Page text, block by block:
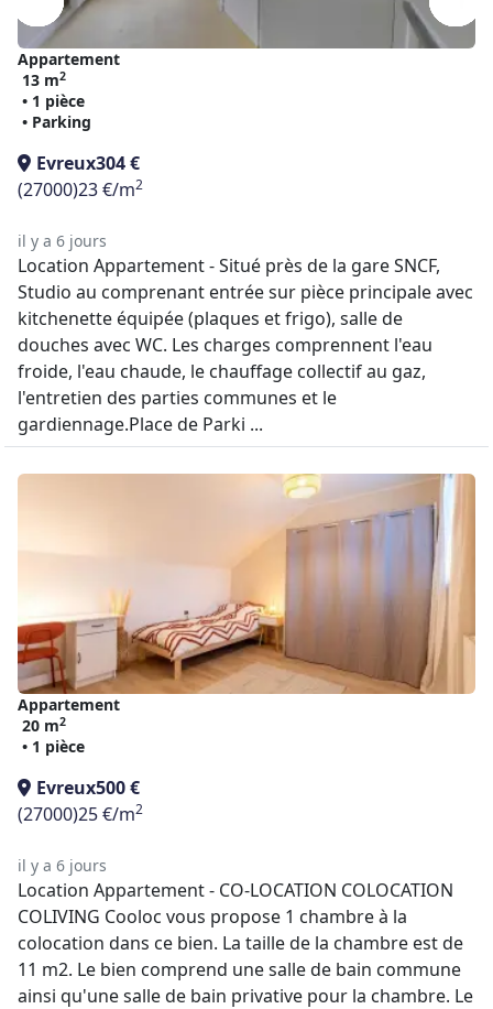
Appartement
13 m2
• 1 pièce
• Parking
Evreux304 €
(27000)23 €/m2
il y a 6 jours
Location Appartement - Situé près de la gare SNCF,
Studio au comprenant entrée sur pièce principale avec
kitchenette équipée (plaques et frigo), salle de
douches avec WC. Les charges comprennent l'eau
froide, l'eau chaude, le chauffage collectif au gaz,
l'entretien des parties communes et le
gardiennage.Place de Parki ...
Appartement
20 m2
• 1 pièce
Evreux500 €
(27000)25 €/m2
il y a 6 jours
Location Appartement - CO-LOCATION COLOCATION
COLIVING Cooloc vous propose 1 chambre à la
colocation dans ce bien. La taille de la chambre est de
11 m2. Le bien comprend une salle de bain commune
ainsi qu'une salle de bain privative pour la chambre. Le